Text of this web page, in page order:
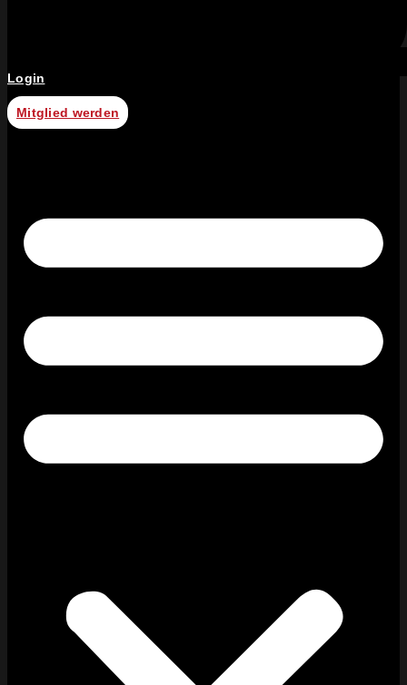
Login
Mitglied werden